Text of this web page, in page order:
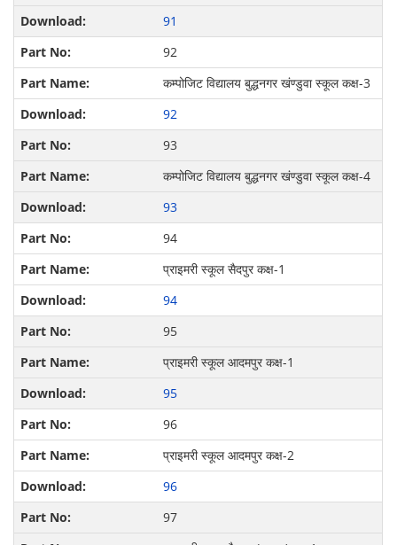
91
92
कम्पोजिट विद्यालय बुद्धनगर खंण्डुवा स्कूल कक्ष-3
92
93
कम्पोजिट विद्यालय बुद्धनगर खंण्डुवा स्कूल कक्ष-4
93
94
प्राइमरी स्कूल सैदपुर कक्ष-1
94
95
प्राइमरी स्कूल आदमपुर कक्ष-1
95
96
प्राइमरी स्कूल आदमपुर कक्ष-2
96
97